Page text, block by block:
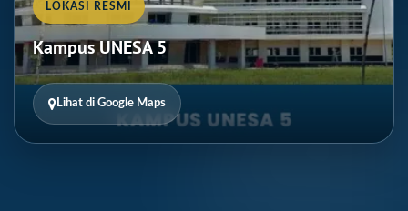
LOKASI RESMI
Kampus UNESA 5
Lihat di Google Maps